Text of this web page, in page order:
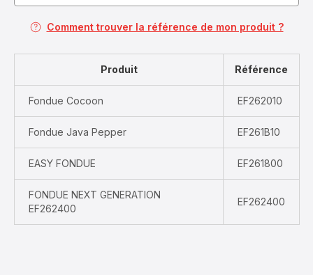
Comment trouver la référence de mon produit ?
Produit Référence
Fondue Cocoon EF262010
Fondue Java Pepper EF261B10
EASY FONDUE EF261800
FONDUE NEXT GENERATION
EF262400
EF262400